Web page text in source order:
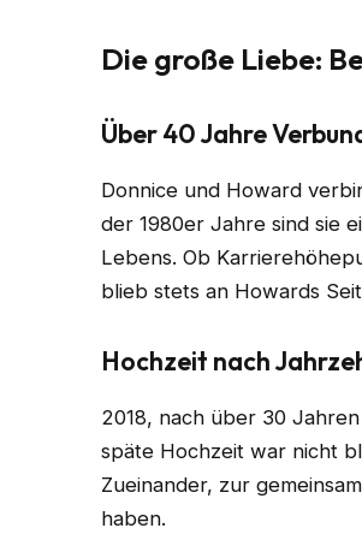
Die große Liebe:
Über 40 Jahre
Donnice und Howard
der 1980er Jahre sind sie
Lebens. Ob
blieb stets an Howards
Hochzeit nach
2018, nach über 30
späte Hochzeit war nicht
Zueinander, zur
haben.